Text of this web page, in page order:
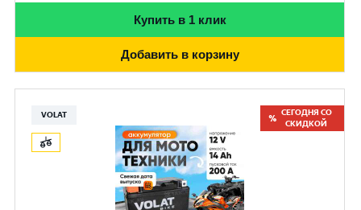
Купить в 1 клик
Добавить в корзину
VOLAT
СЕГОДНЯ СО
СКИДКОЙ